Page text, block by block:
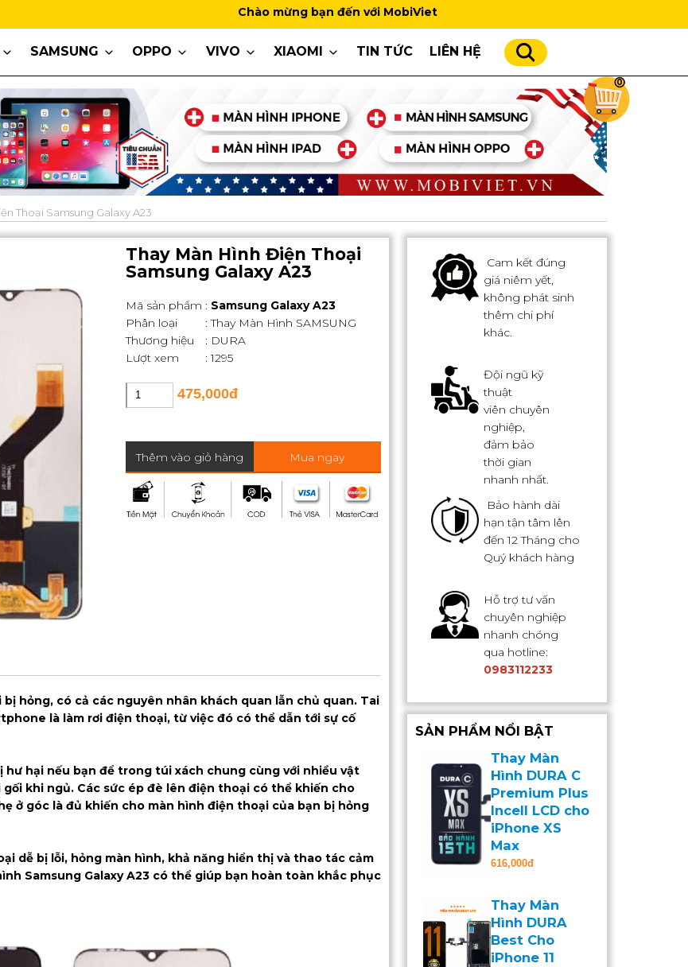
0
Chào mừng bạn đến với MobiViet
SAMSUNG OPPO VIVO XIAOMI TIN TỨC LIÊN HỆ
Thoại Samsung Galaxy A23
Thay Màn Hình Điện Thoại
Samsung Galaxy A23
Mã sản phẩm : Samsung Galaxy A23
Phân loại
: Thay Màn Hình SAMSUNG
Thương hiệu
: DURA
Lượt xem
: 1295
475,000đ
Thêm vào giỏ hàng Mua ngay
hỏng, có cả các nguyên nhân khách quan lẫn chủ quan. Tai
là làm rơi điện thoại, từ việc đó có thể dẫn tới sự cố
hại nếu bạn để trong túi xách chung cùng với nhiều vật
khi ngủ. Các sức ép đè lên điện thoại có thể khiến cho
ở góc là đủ khiến cho màn hình điện thoại của bạn bị hỏng
dễ bị lỗi, hỏng màn hình, khả năng hiển thị và thao tác cảm
Samsung Galaxy A23 có thể giúp bạn hoàn toàn khắc phục
Cam kết đúng
giá niêm yết,
không phát sinh
thêm chi phí
khác.
Đội ngũ kỹ
thuật
viên chuyên
nghiệp,
đảm bảo
thời gian
nhanh nhất.
Bảo hành dài
hạn tận tâm lên
đến 12 Tháng cho
Quý khách hàng
Hỗ trợ tư vấn
chuyên nghiệp
nhanh chóng
qua hotline:
0983112233
SẢN PHẨM NỔI BẬT
Thay Màn
Hình DURA C
Premium Plus
Incell LCD cho
iPhone XS
Max
616,000đ
Thay Màn
Hình DURA
Best Cho
iPhone 11